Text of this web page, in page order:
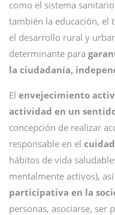
como el sistema
también la educación, el
el desarrollo rural y
determinante para
la ciudadanía,
El envejecimiento
actividad en un
concepción de realizar
responsable en el
hábitos de vida
mentalmente activos),
participativa en la
personas, asociarse, ser